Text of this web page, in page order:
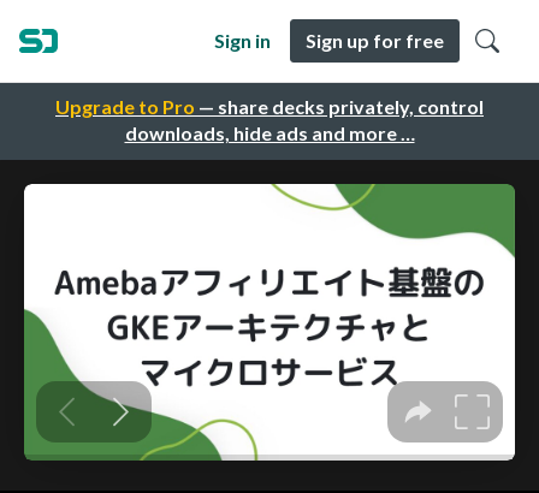
Upgrade to Pro — share decks privately, control
downloads, hide ads and more …
Sign in Sign up for free